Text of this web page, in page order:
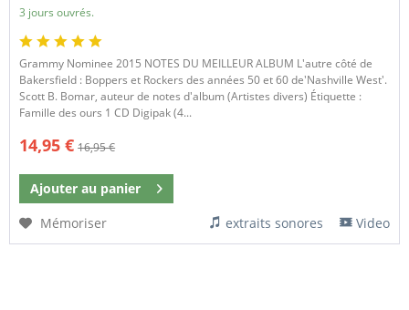
3 jours ouvrés.
Grammy Nominee 2015 NOTES DU MEILLEUR ALBUM L'autre côté de
Bakersfield : Boppers et Rockers des années 50 et 60 de'Nashville West'.
Scott B. Bomar, auteur de notes d'album (Artistes divers) Étiquette :
Famille des ours 1 CD Digipak (4...
14,95 € 16,95 €
Ajouter au panier
Mémoriser
extraits sonores Video